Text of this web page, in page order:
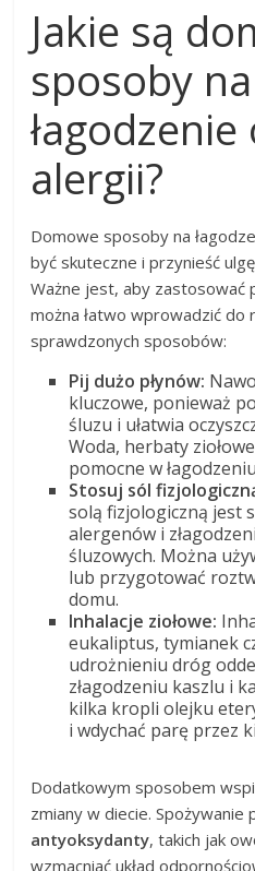
Jakie są
sposoby na
alergii?
Domowe sposoby na
być skuteczne i przynieść
Ważne jest, aby
można łatwo wprowadzić do
sprawdzonych sposobów:
Pij dużo płynów:
kluczowe, ponieważ
śluzu i ułatwia
Woda, herbaty
pomocne w
Stosuj sól
solą fizjologiczną jest
alergenów i
śluzowych. Można
lub przygotować
domu.
Inhalacje ziołowe:
eukaliptus, tymianek
udrożnieniu dróg
złagodzeniu kaszlu i
kilka kropli olejku
i wdychać parę przez
Dodatkowym sposobem
zmiany w diecie.
antyoksydanty, takich jak
wzmacniać układ